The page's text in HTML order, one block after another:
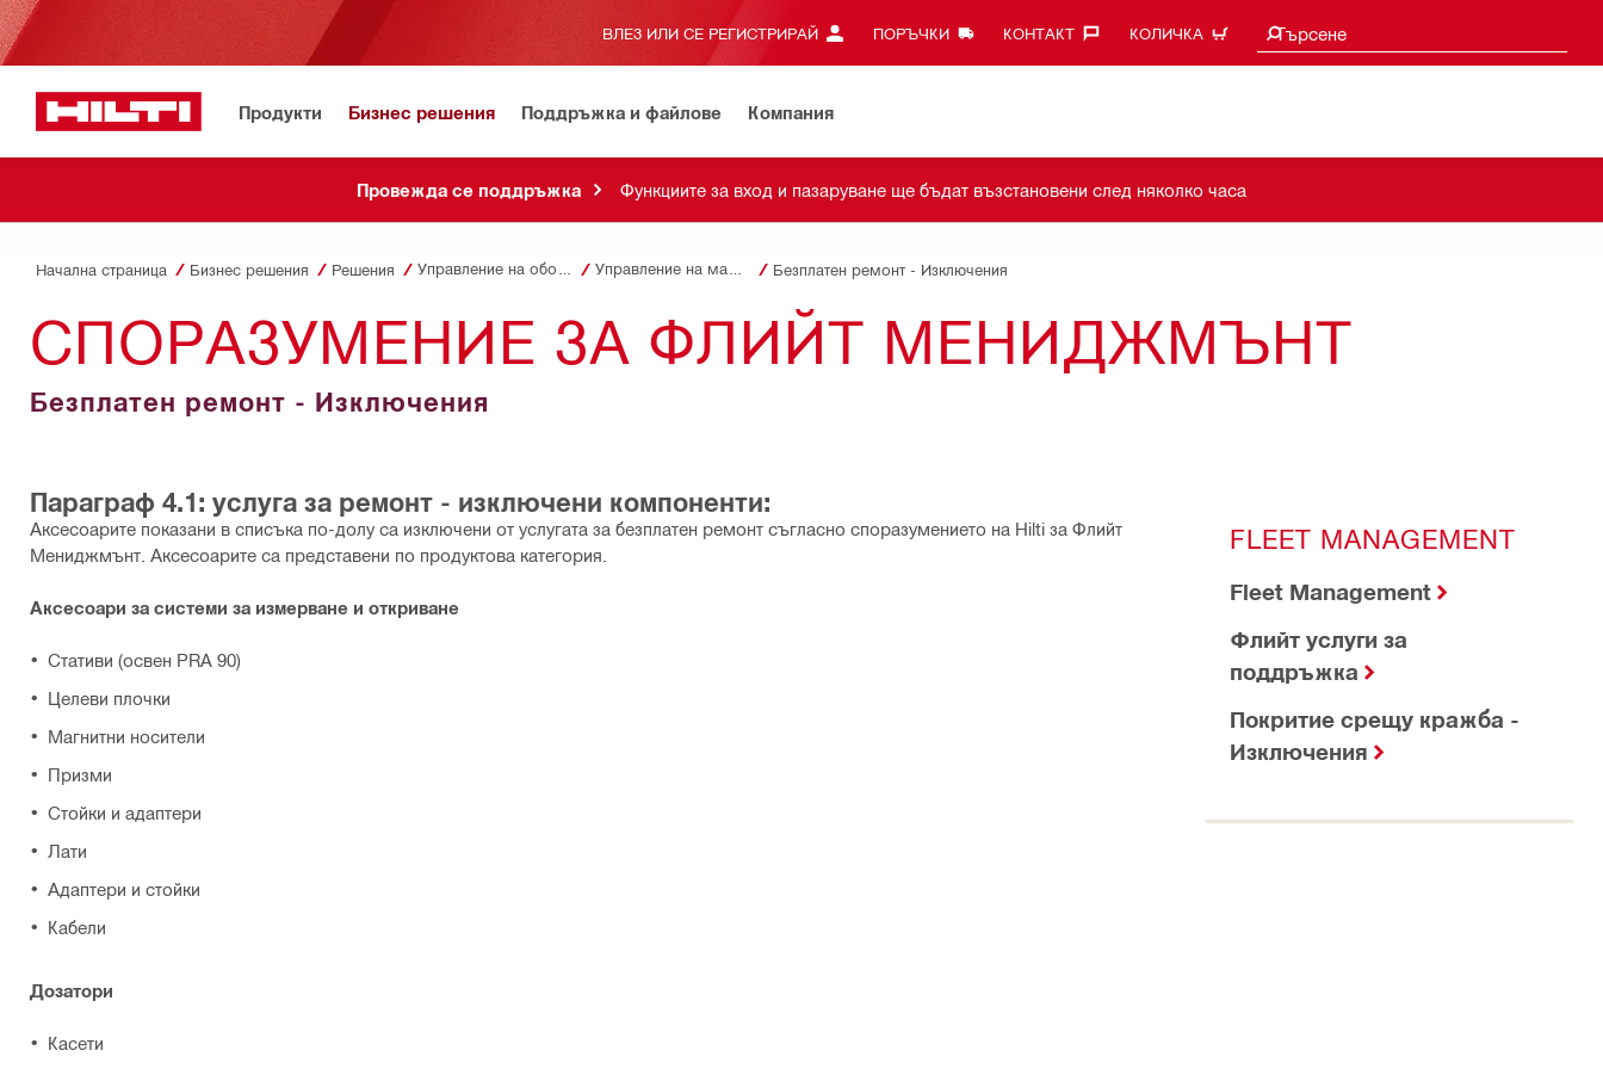
ВЛЕЗ ИЛИ СЕ РЕГИСТРИРАЙ ПОРЪЧКИ КОНТАКТ‎ КОЛИЧКА Търсене
Търси предложения
Продукти Бизнес решения Поддръжка и файлове Компания
Провежда се поддръжка Функциите за вход и пазаруване ще бъдат възстановени след няколко часа
Начална страница Бизнес решения Решения Безплатен ремонт - Изключения
СПОРАЗУМЕНИЕ ЗА ФЛИЙТ МЕНИДЖМЪНТ
Безплатен ремонт - Изключения
Параграф 4.1: услуга за ремонт - изключени компоненти:
Аксесоарите показани в списъка по-долу са изключени от услугата за безплатен ремонт съгласно споразумението на Hilti за Флийт
Мениджмънт. Аксесоарите са представени по продуктова категория.
Аксесоари за системи за измерване и откриване
Стативи (освен PRA 90)
Целеви плочки
Магнитни носители
Призми
Стойки и адаптери
Лати
Адаптери и стойки
Кабели
Дозатори
Касети
FLEET MANAGEMENT
Fleet Management
Флийт услуги за
поддръжка
Покритие срещу кражба -
Изключения